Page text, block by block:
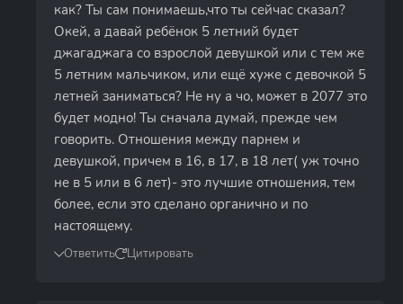
как? Ты сам понимаешь,что ты сейчас сказал?
Окей, а давай ребёнок 5 летний будет
джагаджага со взрослой девушкой или с тем же
5 летним мальчиком, или ещё хуже с девочкой 5
летней заниматься? Не ну а чо, может в 2077 это
будет модно! Ты сначала думай, прежде чем
говорить. Отношения между парнем и
девушкой, причем в 16, в 17, в 18 лет( уж точно
не в 5 или в 6 лет)- это лучшие отношения, тем
более, если это сделано органично и по
настоящему.
Ответить Цитировать